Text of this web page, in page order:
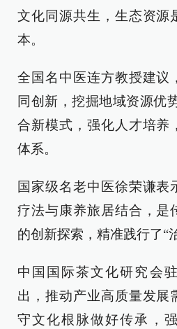
文化同源共生，生态资源
本。
全国名中医连方教授建议
同创新，挖掘地域资源优
合新模式，强化人才培养
体系。
国家级名老中医徐荣谦表
疗法与康养旅居结合，是
的创新探索，精准践行了“
中国国际茶文化研究会
出，推动产业高质量发展
守文化根脉做好传承，